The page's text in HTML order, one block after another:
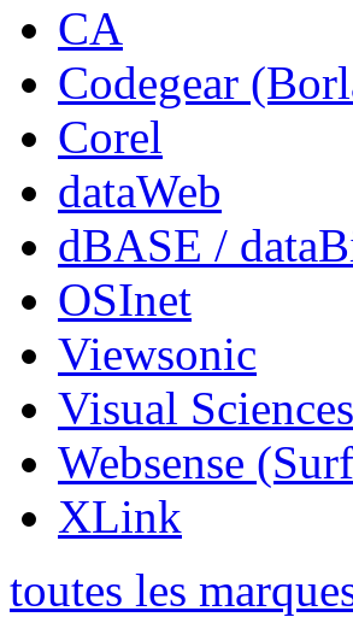
CA
Codegear
Corel
dataWeb
dBASE /
OSInet
Viewsonic
Visual Sciences
Websense
XLink
toutes les